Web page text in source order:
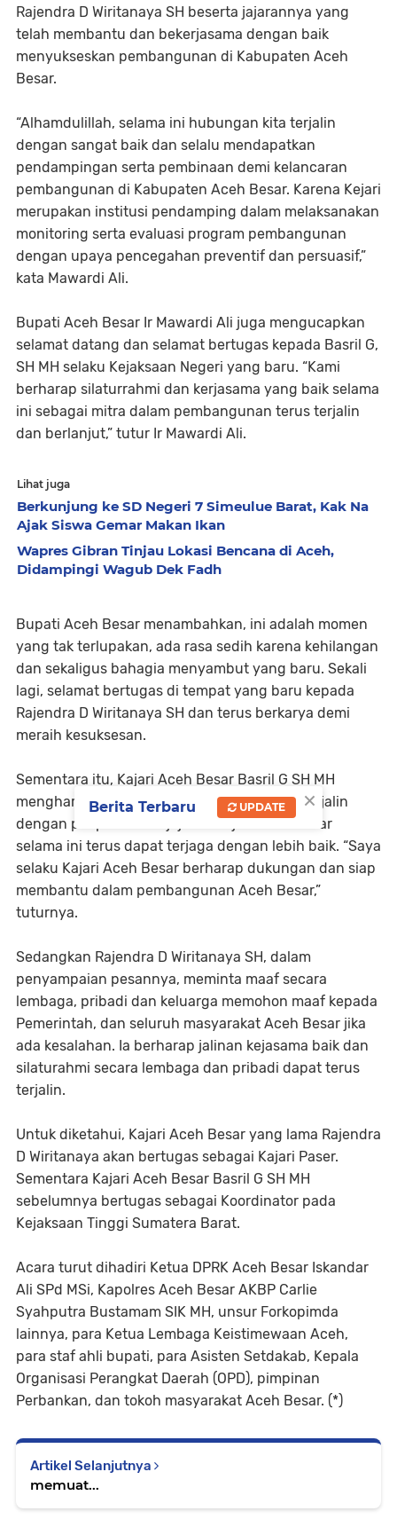
Rajendra D Wiritanaya SH beserta jajarannya yang
telah membantu dan bekerjasama dengan baik
menyukseskan pembangunan di Kabupaten Aceh
Besar.
“Alhamdulillah, selama ini hubungan kita terjalin
dengan sangat baik dan selalu mendapatkan
pendampingan serta pembinaan demi kelancaran
pembangunan di Kabupaten Aceh Besar. Karena Kejari
merupakan institusi pendamping dalam melaksanakan
monitoring serta evaluasi program pembangunan
dengan upaya pencegahan preventif dan persuasif,”
kata Mawardi Ali.
Bupati Aceh Besar Ir Mawardi Ali juga mengucapkan
selamat datang dan selamat bertugas kepada Basril G,
SH MH selaku Kejaksaan Negeri yang baru. “Kami
berharap silaturrahmi dan kerjasama yang baik selama
ini sebagai mitra dalam pembangunan terus terjalin
dan berlanjut,” tutur Ir Mawardi Ali.
Lihat juga
Berkunjung ke SD Negeri 7 Simeulue Barat, Kak Na
Ajak Siswa Gemar Makan Ikan
Wapres Gibran Tinjau Lokasi Bencana di Aceh,
Didampingi Wagub Dek Fadh
Bupati Aceh Besar menambahkan, ini adalah momen
yang tak terlupakan, ada rasa sedih karena kehilangan
dan sekaligus bahagia menyambut yang baru. Sekali
lagi, selamat bertugas di tempat yang baru kepada
Rajendra D Wiritanaya SH dan terus berkarya demi
meraih kesuksesan.
Sementara itu, Kajari Aceh Besar Basril G SH MH
mengharapkan agar hubungan yang telah terjalin
dengan pimpinan dan jajaran Kejari Aceh Besar
selama ini terus dapat terjaga dengan lebih baik. “Saya
selaku Kajari Aceh Besar berharap dukungan dan siap
membantu dalam pembangunan Aceh Besar,”
tuturnya.
Sedangkan Rajendra D Wiritanaya SH, dalam
penyampaian pesannya, meminta maaf secara
lembaga, pribadi dan keluarga memohon maaf kepada
Pemerintah, dan seluruh masyarakat Aceh Besar jika
ada kesalahan. Ia berharap jalinan kejasama baik dan
silaturahmi secara lembaga dan pribadi dapat terus
terjalin.
Untuk diketahui, Kajari Aceh Besar yang lama Rajendra
D Wiritanaya akan bertugas sebagai Kajari Paser.
Sementara Kajari Aceh Besar Basril G SH MH
sebelumnya bertugas sebagai Koordinator pada
Kejaksaan Tinggi Sumatera Barat.
Acara turut dihadiri Ketua DPRK Aceh Besar Iskandar
Ali SPd MSi, Kapolres Aceh Besar AKBP Carlie
Syahputra Bustamam SIK MH, unsur Forkopimda
lainnya, para Ketua Lembaga Keistimewaan Aceh,
para staf ahli bupati, para Asisten Setdakab, Kepala
Organisasi Perangkat Daerah (OPD), pimpinan
Perbankan, dan tokoh masyarakat Aceh Besar. (*)
Artikel Selanjutnya
memuat...
×
Berita Terbaru UPDATE